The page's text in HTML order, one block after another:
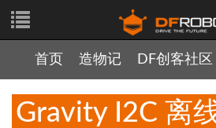
首页 造物记 DF创客社区
Gravity I2C 离